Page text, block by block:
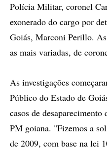
Polícia Militar, coronel
exonerado do cargo por
Goiás, Marconi Perillo.
as mais variadas, de
As investigações
Público do Estado de
casos de desaparecimento
PM goiana. "Fizemos a
de 2009, com base na lei